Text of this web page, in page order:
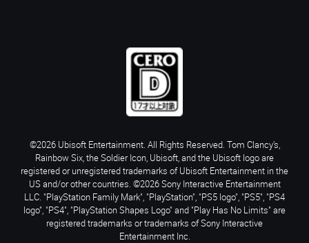
©2026 Ubisoft Entertainment. All Rights Reserved. Tom Clancy’s,
Rainbow Six, the Soldier Icon, Ubisoft, and the Ubisoft logo are
registered or unregistered trademarks of Ubisoft Entertainment in the
US and/or other countries. ©2026 Sony Interactive Entertainment
LLC. "PlayStation Family Mark", "PlayStation", "PS5 logo", "PS5", "PS4
logo", "PS4", "PlayStation Shapes Logo" and "Play Has No Limits" are
registered trademarks or trademarks of Sony Interactive
Entertainment Inc.